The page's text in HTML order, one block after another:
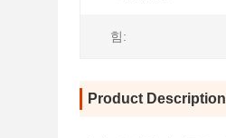
힘:
Product Description